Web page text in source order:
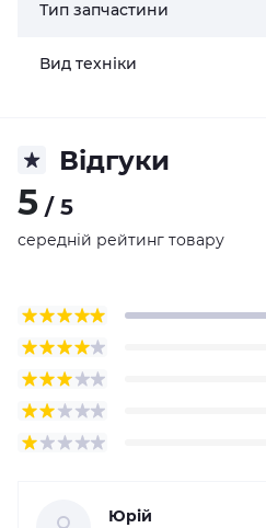
Тип запчастини
Вид техніки
Відгуки
5 / 5
середній рейтинг товару
Юрій